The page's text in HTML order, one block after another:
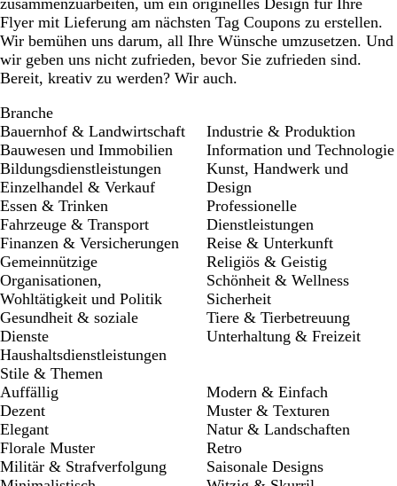
Flyer mit Lieferung am nächsten Tag Coupons zu erstellen.
Wir bemühen uns darum, all Ihre Wünsche umzusetzen. Und
wir geben uns nicht zufrieden, bevor Sie zufrieden sind.
Bereit, kreativ zu werden? Wir auch.
Branche
Bauernhof & Landwirtschaft
Bauwesen und Immobilien
Bildungsdienstleistungen
Einzelhandel & Verkauf
Essen & Trinken
Fahrzeuge & Transport
Finanzen & Versicherungen
Gemeinnützige
Organisationen,
Wohltätigkeit und Politik
Gesundheit & soziale
Dienste
Haushaltsdienstleistungen
Industrie & Produktion
Information und Technologie
Kunst, Handwerk und
Design
Professionelle
Dienstleistungen
Reise & Unterkunft
Religiös & Geistig
Schönheit & Wellness
Sicherheit
Tiere & Tierbetreuung
Unterhaltung & Freizeit
Stile & Themen
Auffällig
Dezent
Elegant
Florale Muster
Militär & Strafverfolgung
Modern & Einfach
Muster & Texturen
Natur & Landschaften
Retro
Saisonale Designs